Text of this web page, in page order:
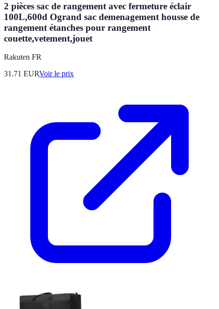
2 pièces sac de rangement avec fermeture éclair
100L,600d Ogrand sac demenagement housse de
rangement étanches pour rangement
couette,vetement,jouet
Rakuten FR
31.71 EURVoir le prix